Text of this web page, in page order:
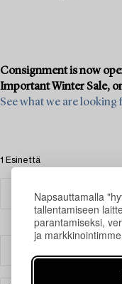
Napsauttamalla
tallentamiseen
parantamiseksi,
ja
Consignment is now
Important Winter Sale, on
See what we are looking
1 Esinettä